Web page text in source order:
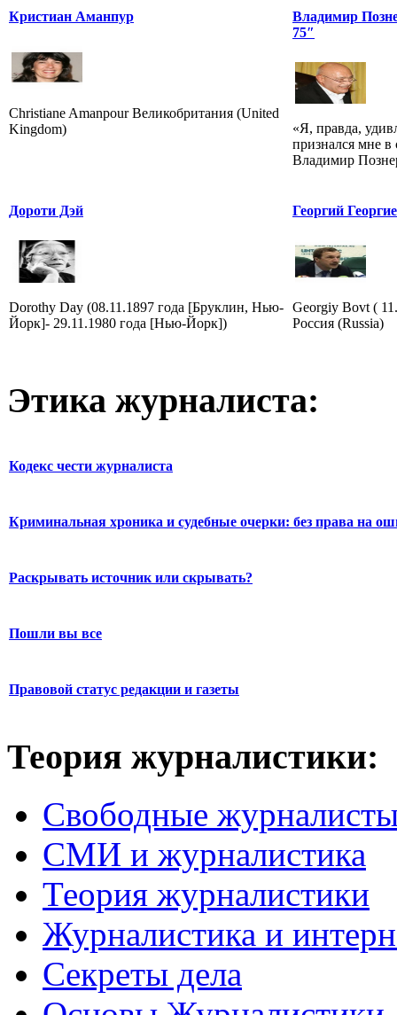
Кристиан Аманпур
Christiane Amanpour Великобритания (United
Kingdom)
Владимир
75″
«Я, правда,
признался мне
Владимир
Дороти Дэй
Dorothy Day (08.11.1897 года [Бруклин, Нью-
Йорк]- 29.11.1980 года [Нью-Йорк])
Георгий
Georgiy Bovt (
Россия (Russia)
Этика журналиста:
Кодекс чести журналиста
Криминальная хроника и судебные очерки: без права на
Раскрывать источник или скрывать?
Пошли вы все
Правовой статус редакции и газеты
Теория журналистики:
Свободные
СМИ и журналистика
Теория журналистики
Журналистика и
Секреты дела